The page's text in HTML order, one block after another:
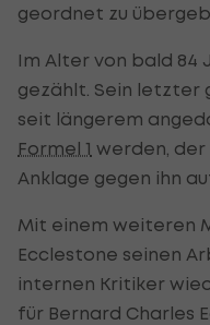
geordnet zu
Im Alter von bald 84
gezählt. Sein letzter
seit längerem
Formel 1 werden, der
Anklage gegen ihn
Mit einem weiteren
Ecclestone seinen
internen Kritiker
für Bernard Charles